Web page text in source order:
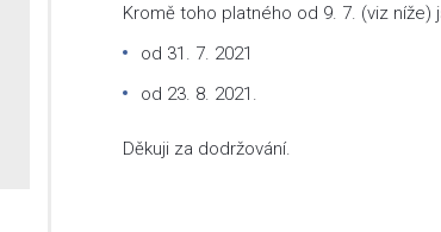
Kromě toho platného od 9. 7. (viz níže)
od 31. 7. 2021
od 23. 8. 2021.
Děkuji za dodržování.